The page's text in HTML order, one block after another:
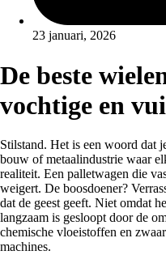
23 januari, 2026
De beste
vochtige en
Stilstand. Het is een woord dat
bouw of metaalindustrie waar
realiteit. Een palletwagen die
weigert. De boosdoener?
dat de geest geeft. Niet omdat
langzaam is gesloopt door de
chemische vloeistoffen en
machines.